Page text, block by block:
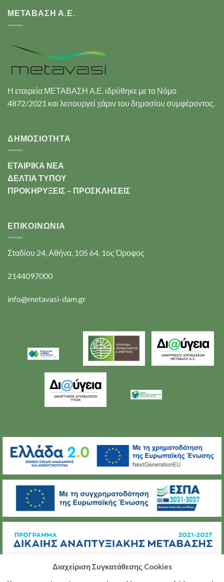
ΜΕΤΑΒΑΣΗ Α.Ε.
Η εταιρεία ΜΕΤΑΒΑΣΗ Α.Ε. ιδρύθηκε με το Νόμο
4872/2021 και λειτουργεί χάριν του δημοσίου συμφέροντος.
ΔΗΜΟΣΙΟΤΗΤΑ
ΕΤΑΙΡΙΚΑ ΝΕΑ
ΔΕΛΤΙΑ ΤΥΠΟΥ
ΠΡΟΚΗΡΥΞΕΙΣ – ΠΡΟΣΚΛΗΣΕΙΣ
ΕΠΙΚΟΙΝΩΝΊΑ
Σταδίου 24, Αθήνα, 105 64, 1ος Όροφος
2144097000
info@metavasi-dam.gr
Διαχείριση Συγκατάθεσης Cookies